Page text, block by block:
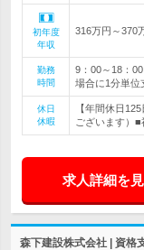
初年度
年収
316万円～370
勤務
時間
9：00～18：
場合に1分単
休日
休暇
【年間休日
ございます）
求人詳細を
森下建設株式会社 | 資